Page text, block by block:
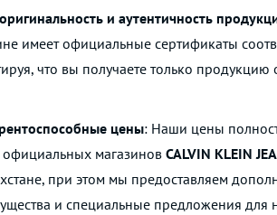
и аутентичность
имеет официальные сертификаты
что вы получаете только
цены: Наши цены
магазинов CALVIN KLEIN
при этом мы предоставляем
и специальные предложения для